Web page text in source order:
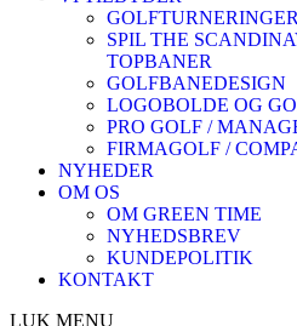
GOLFTURNERINGER
SPIL THE
TOPBANER
GOLFBANEDESIGN
LOGOBOLDE OG
PRO GOLF /
FIRMAGOLF /
NYHEDER
OM OS
OM GREEN TIME
NYHEDSBREV
KUNDEPOLITIK
KONTAKT
LUK MENU